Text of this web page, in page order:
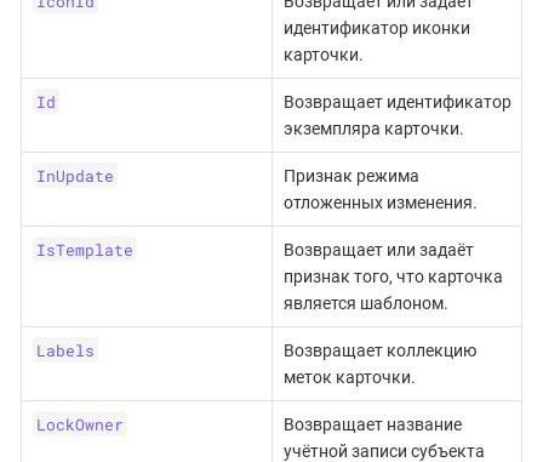
идентификатор иконки
карточки.
Id
Возвращает идентификатор
экземпляра карточки.
InUpdate
Признак режима
отложенных изменения.
IsTemplate
Возвращает или задаёт
признак того, что карточка
является шаблоном.
Labels
Возвращает коллекцию
меток карточки.
LockOwner
Возвращает название
учётной записи субъекта